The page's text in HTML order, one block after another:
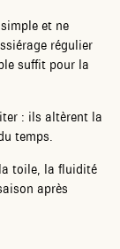
et ne
régulier
suffit pour la
: ils altèrent la
temps.
toile, la fluidité
après